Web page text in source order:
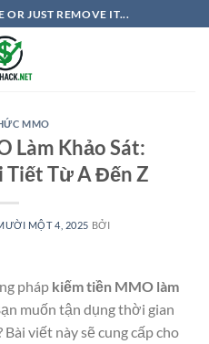
OR JUST REMOVE IT...
MMO
Làm Khảo Sát:
Tiết Từ A Đến Z
MỘT 4, 2025 BỞI
pháp kiếm tiền MMO làm
muốn tận dụng thời gian
viết này sẽ cung cấp cho